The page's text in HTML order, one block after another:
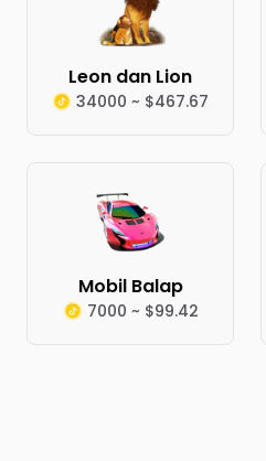
Leon dan Lion
34000 ~ $467.67
Mobil Balap
7000 ~ $99.42